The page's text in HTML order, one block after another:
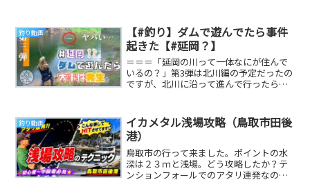
釣り動画
【#釣り】ダムで遊んでたら事件
起きた【#延岡？】
＝＝＝「延岡の川って一体なにが住んで
いるの？」第3弾は北川編の予定だったの
ですが、北川に沿って進んで行ったらい
釣り動画
イカメタル浅場攻略（鳥取市田後
港）
鳥取市の行って来ました。ポイントの水
深は２３ｍと浅場。どう攻略したか？テ
ンションフォールでのアタリ連発なの